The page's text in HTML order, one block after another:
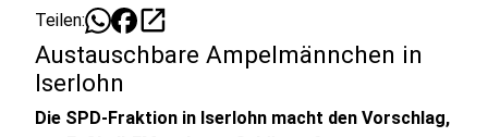
Teilen: open_in_new
Austauschbare Ampelmännchen in
Iserlohn
Die SPD-Fraktion in Iserlohn macht den Vorschlag,